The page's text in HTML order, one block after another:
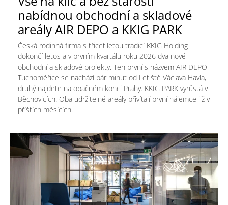
nabídnou obchodní a skladové
areály AIR DEPO a KKIG PARK
Česká rodinná firma s třicetiletou tradicí KKIG Holding
dokončí letos a v prvním kvartálu roku 2026 dva nové
obchodní a skladové projekty. Ten první s názvem AIR DEPO
Tuchoměřice se nachází pár minut od Letiště Václava Havla,
druhý najdete na opačném konci Prahy. KKIG PARK vyrůstá v
Běchovicích. Oba udržitelné areály přivítají první nájemce již v
příštích měsících.